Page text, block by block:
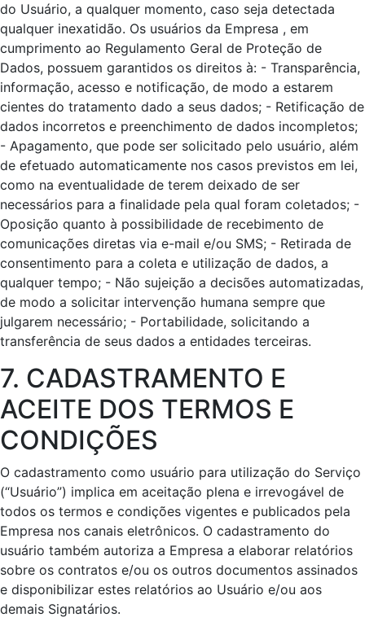
do Usuário, a qualquer momento, caso seja detectada
qualquer inexatidão. Os usuários da Empresa , em
cumprimento ao Regulamento Geral de Proteção de
Dados, possuem garantidos os direitos à: - Transparência,
informação, acesso e notificação, de modo a estarem
cientes do tratamento dado a seus dados; - Retificação de
dados incorretos e preenchimento de dados incompletos;
- Apagamento, que pode ser solicitado pelo usuário, além
de efetuado automaticamente nos casos previstos em lei,
como na eventualidade de terem deixado de ser
necessários para a finalidade pela qual foram coletados; -
Oposição quanto à possibilidade de recebimento de
comunicações diretas via e-mail e/ou SMS; - Retirada de
consentimento para a coleta e utilização de dados, a
qualquer tempo; - Não sujeição a decisões automatizadas,
de modo a solicitar intervenção humana sempre que
julgarem necessário; - Portabilidade, solicitando a
transferência de seus dados a entidades terceiras.
7. CADASTRAMENTO E
ACEITE DOS TERMOS E
CONDIÇÕES
O cadastramento como usuário para utilização do Serviço
(“Usuário”) implica em aceitação plena e irrevogável de
todos os termos e condições vigentes e publicados pela
Empresa nos canais eletrônicos. O cadastramento do
usuário também autoriza a Empresa a elaborar relatórios
sobre os contratos e/ou os outros documentos assinados
e disponibilizar estes relatórios ao Usuário e/ou aos
demais Signatários.